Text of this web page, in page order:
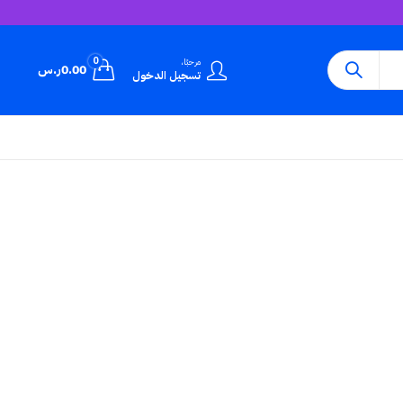
مرحبًا،
تسجيل الدخول
0
0.00ر.س